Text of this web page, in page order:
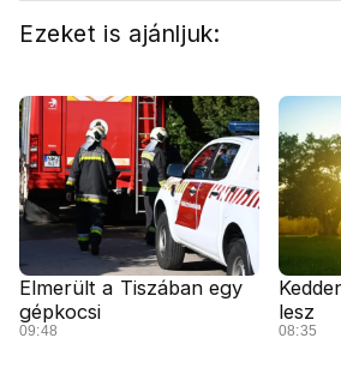
Ezeket is ajánljuk:
Elmerült a Tiszában egy
gépkocsi
09:48
lesz
08:35